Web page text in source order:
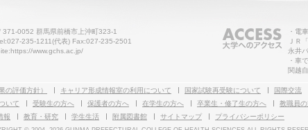
371-0052 群馬県前橋市上沖町323-1
235-1211(代表) Fax:027-235-2501
www.gchs.ac.jp/
・電
ＪＲ
永井
・車
関越
の評価方針） キャリア形成情報室の利用について 国家試験再受験について 国際交流
いて
受験生の方へ 保護者の方へ 在学生の方へ 卒業生・修了生の方へ 教職員
報
教育・研究 学生生活 附属図書館 サイトマップ プライバシーポリシー